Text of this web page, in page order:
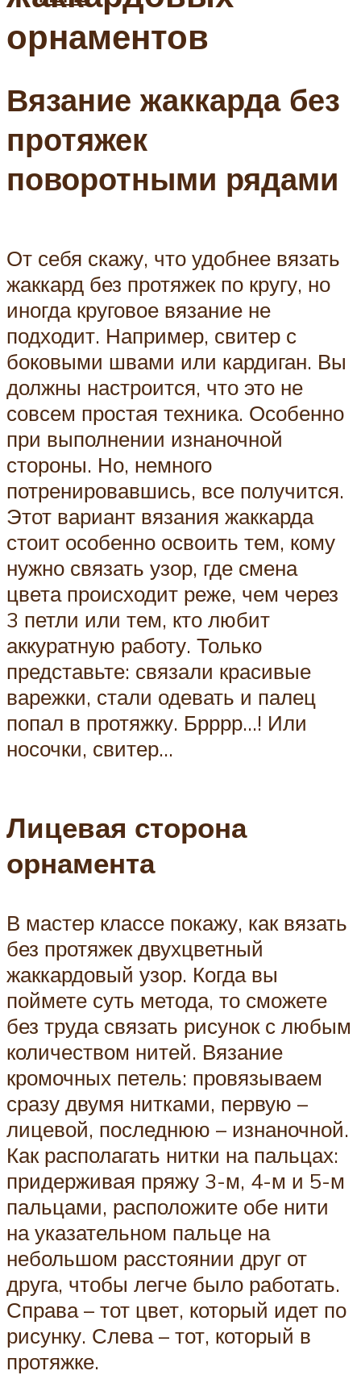
орнаментов
Вязание жаккарда без
протяжек
поворотными рядами
От себя скажу, что удобнее вязать
жаккард без протяжек по кругу, но
иногда круговое вязание не
подходит. Например, свитер с
боковыми швами или кардиган. Вы
должны настроится, что это не
совсем простая техника. Особенно
при выполнении изнаночной
стороны. Но, немного
потренировавшись, все получится.
Этот вариант вязания жаккарда
стоит особенно освоить тем, кому
нужно связать узор, где смена
цвета происходит реже, чем через
3 петли или тем, кто любит
аккуратную работу. Только
представьте: связали красивые
варежки, стали одевать и палец
попал в протяжку. Брррр…! Или
носочки, свитер…
Лицевая сторона
орнамента
В мастер классе покажу, как вязать
без протяжек двухцветный
жаккардовый узор. Когда вы
поймете суть метода, то сможете
без труда связать рисунок с любым
количеством нитей. Вязание
кромочных петель: провязываем
сразу двумя нитками, первую –
лицевой, последнюю – изнаночной.
Как располагать нитки на пальцах:
придерживая пряжу 3-м, 4-м и 5-м
пальцами, расположите обе нити
на указательном пальце на
небольшом расстоянии друг от
друга, чтобы легче было работать.
Справа – тот цвет, который идет по
рисунку. Слева – тот, который в
протяжке.